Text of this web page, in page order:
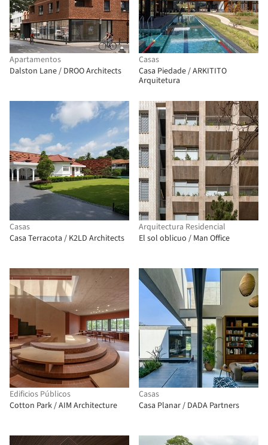
Apartamentos
Dalston Lane / DROO Architects
Casas
Casa Piedade / ARKITITO
Arquitetura
Casas
Casa Terracota / K2LD Architects
Arquitectura Residencial
El sol oblicuo / Man Office
Edificios Públicos
Cotton Park / AIM Architecture
Casas
Casa Planar / DADA Partners